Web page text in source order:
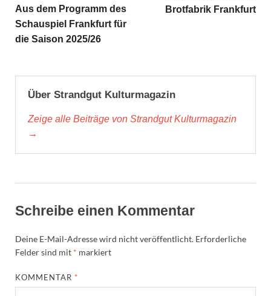
Aus dem Programm des
Schauspiel Frankfurt für
die Saison 2025/26
Brotfabrik Frankfurt
Über Strandgut Kulturmagazin
Zeige alle Beiträge von Strandgut Kulturmagazin
→
Schreibe einen Kommentar
Deine E-Mail-Adresse wird nicht veröffentlicht. Erforderliche
Felder sind mit * markiert
KOMMENTAR *